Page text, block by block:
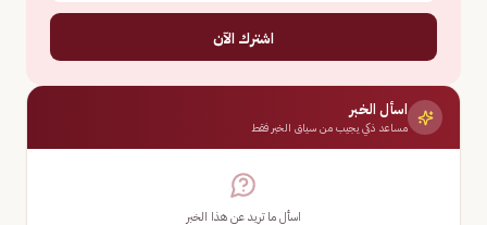
اشترك الآن
اسأل الخبر
مساعد ذكي يجيب من سياق الخبر فقط
اسأل ما تريد عن هذا الخبر